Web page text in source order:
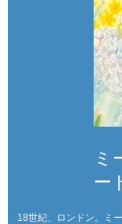
ミ
ー
18世紀、ロンドン。ミ